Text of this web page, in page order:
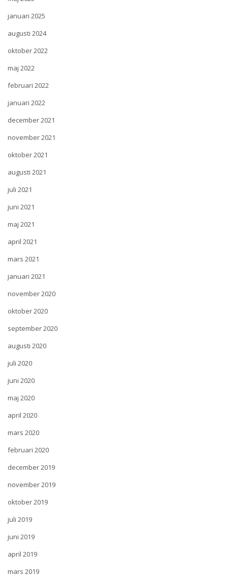
januari 2025
augusti 2024
oktober 2022
maj 2022
februari 2022
januari 2022
december 2021
november 2021
oktober 2021
augusti 2021
juli 2021
juni 2021
maj 2021
april 2021
mars 2021
januari 2021
november 2020
oktober 2020
september 2020
augusti 2020
juli 2020
juni 2020
maj 2020
april 2020
mars 2020
februari 2020
december 2019
november 2019
oktober 2019
juli 2019
juni 2019
april 2019
mars 2019